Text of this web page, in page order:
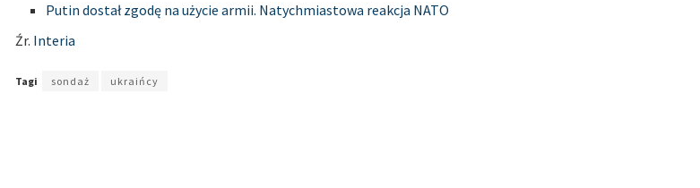
Putin dostał zgodę na użycie armii. Natychmiastowa reakcja NATO
Źr. Interia
Tagi sondaż ukraińcy